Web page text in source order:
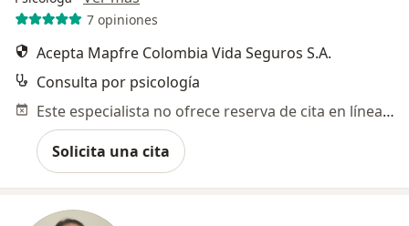
7 opiniones
Acepta Mapfre Colombia Vida Seguros S.A.
Consulta por psicología
Este especialista no ofrece reserva de cita en línea en esta dirección.
Solicita una cita